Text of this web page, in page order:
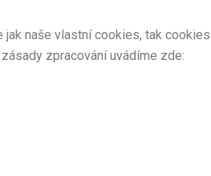
jak naše vlastní cookies, tak cookies
zpracování uvádíme zde: